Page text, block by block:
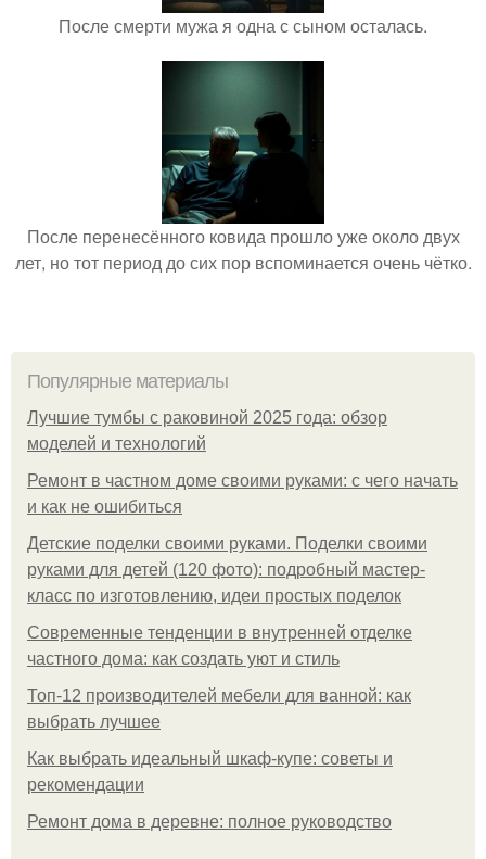
После смерти мужа я одна с сыном осталась.
После перенесённого ковида прошло уже около двух
лет, но тот период до сих пор вспоминается очень чётко.
Популярные материалы
Лучшие тумбы с раковиной 2025 года: обзор
моделей и технологий
Ремонт в частном доме своими руками: с чего начать
и как не ошибиться
Детские поделки своими руками. Поделки своими
руками для детей (120 фото): подробный мастер-
класс по изготовлению, идеи простых поделок
Современные тенденции в внутренней отделке
частного дома: как создать уют и стиль
Топ-12 производителей мебели для ванной: как
выбрать лучшее
Как выбрать идеальный шкаф-купе: советы и
рекомендации
Ремонт дома в деревне: полное руководство